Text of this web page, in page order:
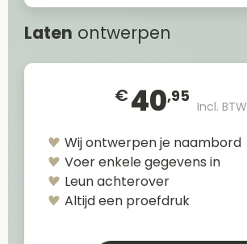
Laten ontwerpen
€40,95
Incl. BTW
Wij ontwerpen je naambord
Voer enkele gegevens in
Leun achterover
Altijd een proefdruk